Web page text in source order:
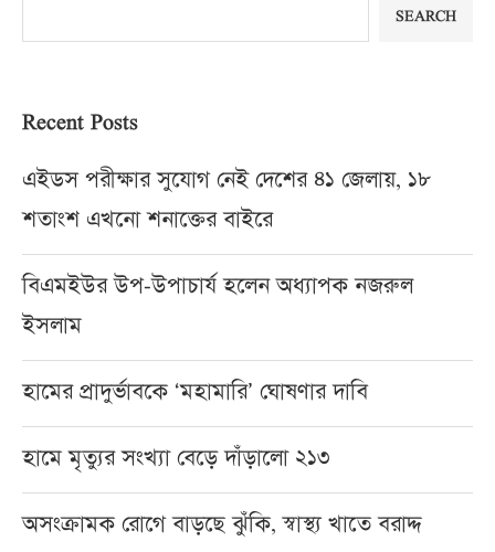
SEARCH
Recent Posts
এইডস পরীক্ষার সুযোগ নেই দেশের ৪১ জেলায়, ১৮
শতাংশ এখনো শনাক্তের বাইরে
বিএমইউর উপ-উপাচার্য হলেন অধ্যাপক নজরুল
ইসলাম
হামের প্রাদুর্ভাবকে ‘মহামারি’ ঘোষণার দাবি
হামে মৃত্যুর সংখ্যা বেড়ে দাঁড়ালো ২১৩
অসংক্রামক রোগে বাড়ছে ঝুঁকি, স্বাস্থ্য খাতে বরাদ্দ